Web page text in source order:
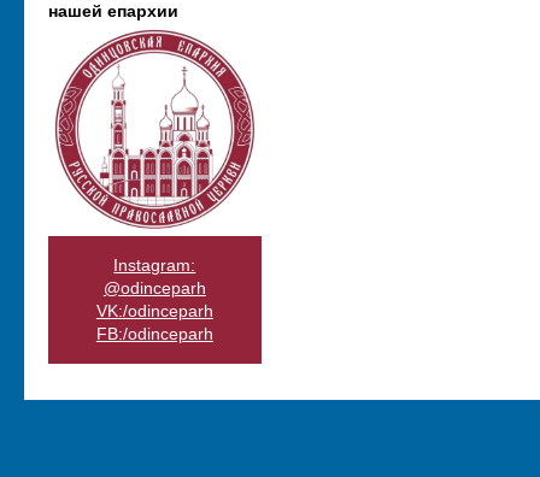
нашей епархии
Instagram:
@odinceparh
VK:/odinceparh
FB:/odinceparh